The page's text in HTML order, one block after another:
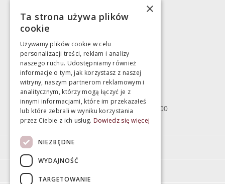
783 043 083
Magazyn
Bartycka 24/26 Hala 100
00-716 Warszawa
poniedziałek - piątek 10:00 - 18:00
sobota 10:00 - 15:00
×
Ta strona używa plików
cookie
Używamy plików cookie w celu
personalizacji treści, reklam i analizy
naszego ruchu. Udostępniamy również
informacje o tym, jak korzystasz z naszej
witryny, naszym partnerom reklamowym i
analitycznym, którzy mogą łączyć je z
innymi informacjami, które im przekazałeś
lub które zebrali w wyniku korzystania
przez Ciebie z ich usług. Dowiedz się więcej
NIEZBĘDNE
WYDAJNOŚĆ
TARGETOWANIE